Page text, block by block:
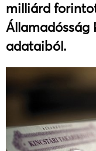
milliárd
Államadósság
adataiból.